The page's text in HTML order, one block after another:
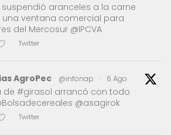
aranceles a la carne
una ventana comercial para
del Mercosur @IPCVA
Twitter
AgroPec @infonap · 6 Ago
de #girasol arrancó con todo
@asagirok
Twitter